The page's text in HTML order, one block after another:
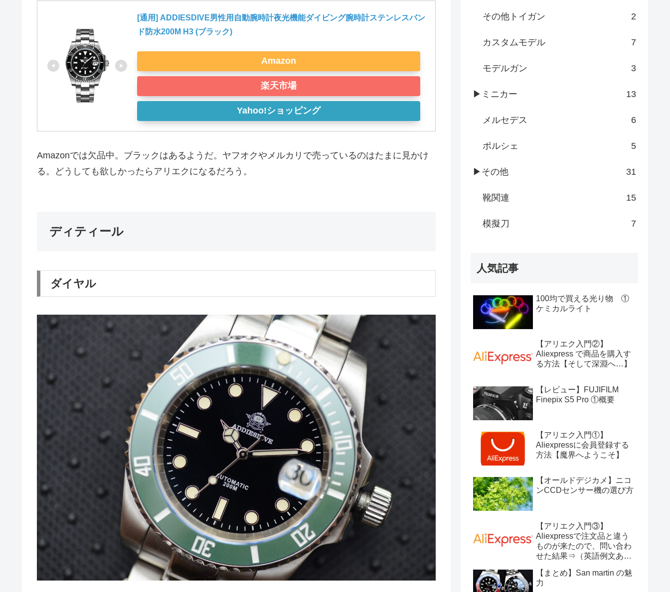
[通用] ADDIESDIVE男性用自動腕時計夜光機能ダイビング腕時計ステンレスバン
ド防水200M H3 (ブラック)
Amazon
楽天市場
Yahoo!ショッピング
Amazonでは欠品中。ブラックはあるようだ。ヤフオクやメルカリで売っているのはたまに見かけ
る。どうしても欲しかったらアリエクになるだろう。
ディティール
ダイヤル
その他トイガン 2
カスタムモデル 7
モデルガン 3
▶ミニカー 13
メルセデス 6
ポルシェ 5
▶その他 31
靴関連 15
模擬刀 7
人気記事
100均で買える光り物 ①
ケミカルライト
【アリエク入門②】
Aliexpress で商品を購入す
る方法【そして深淵へ…】
【レビュー】FUJIFILM
Finepix S5 Pro ①概要
【アリエク入門①】
Aliexpressに会員登録する
方法【魔界へようこそ】
【オールドデジカメ】ニコ
ンCCDセンサー機の選び方
【アリエク入門③】
Aliexpressで注文品と違う
ものが来たので、問い合わ
せた結果⇒（英語例文あ
【まとめ】San martin の魅
力